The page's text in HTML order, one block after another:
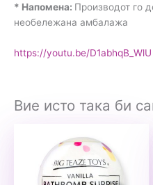
* Напомена: Производот го
необележана амбалажа
https://youtu.be/D1abhqB_WlU
Вие исто така би